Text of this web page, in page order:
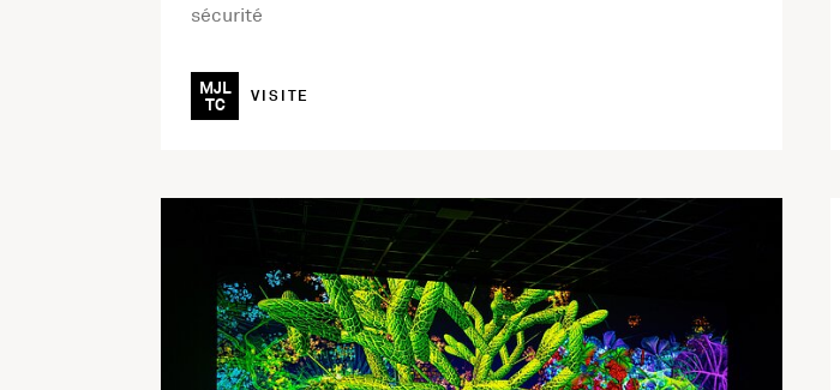
sécurité
MJL
TC
VISITE
En savoir plus sur l'activité Nocturne Exposition Digital Floralia